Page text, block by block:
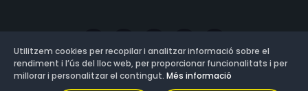
Utilitzem cookies per recopilar i analitzar informació sobre el
rendiment i l’ús del lloc web, per proporcionar funcionalitats i per
millorar i personalitzar el contingut. Més informació